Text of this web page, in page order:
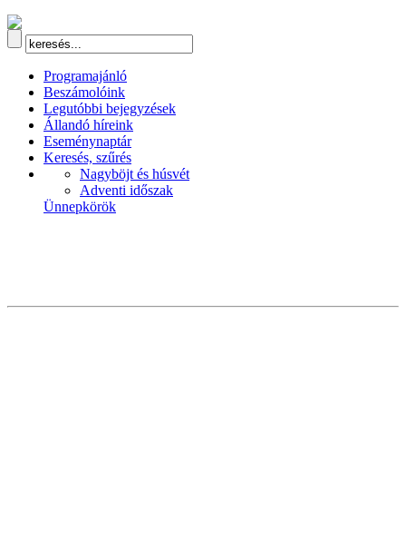
Programajánló
Beszámolóink
Legutóbbi bejegyzések
Állandó híreink
Eseménynaptár
Keresés, szűrés
Nagyböjt és húsvét
Adventi időszak
Ünnepkörök